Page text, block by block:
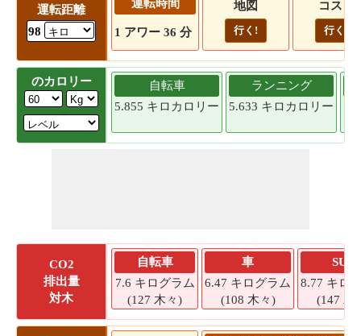
運転距離
98
運転時間
1 アワー 36 分
地図
行く!
コスト
行く!
のカロリー
自転車
5.855 キロカロリー
ランニング
5.633 キロカロリー
CO2
排出量
対木
自転車
7.6 キログラム
(127 木々)
車
6.47 キログラム
(108 木々)
SUV
8.77 キロ
(147 木